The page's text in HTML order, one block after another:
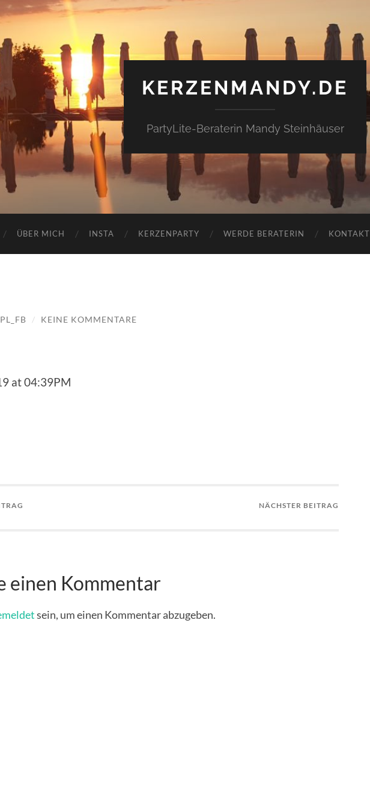
KERZENMANDY.DE
PartyLite-Beraterin Mandy Steinhäuser
ÜBER MICH INSTA KERZENPARTY WERDE BERATERIN KONTAKT
PL_FB / KEINE KOMMENTARE
at 04:39PM
NÄCHSTER BEITRAG
einen Kommentar
sein, um einen Kommentar abzugeben.